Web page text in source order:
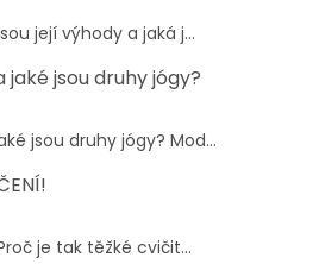
její výhody a jaká j...
jsou druhy jógy?
jsou druhy jógy? Mod...
je tak těžké cvičit...